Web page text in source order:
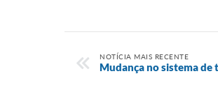
NOTÍCIA MAIS RECENTE
Mudança no sistema de